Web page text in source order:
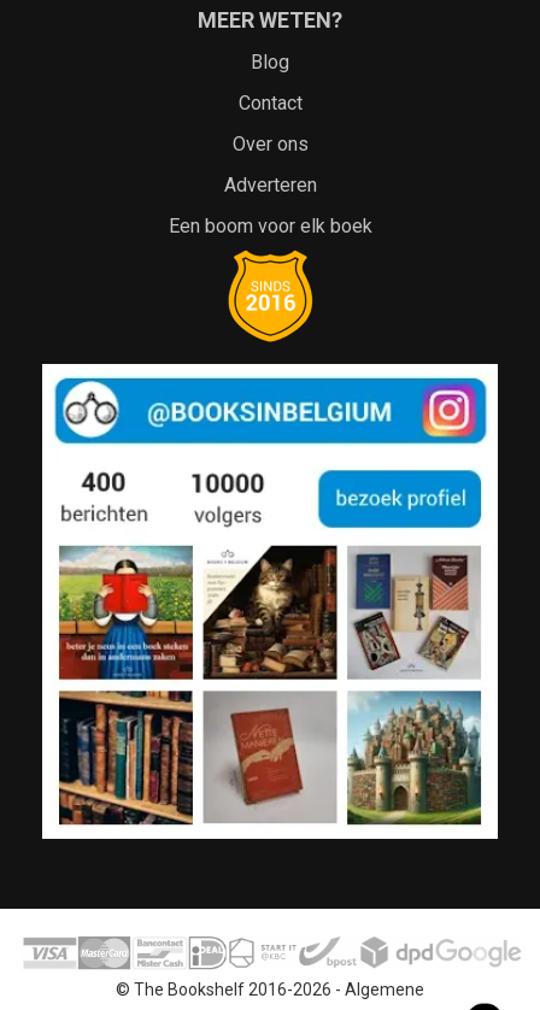
MEER WETEN?
Blog
Contact
Over ons
Adverteren
Een boom voor elk boek
© The Bookshelf 2016-2026 - Algemene